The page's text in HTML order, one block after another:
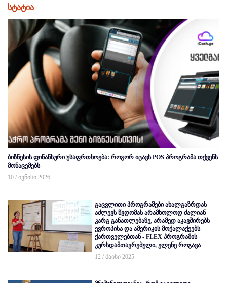
სტატია
ბიზნესის ფინანსური უსაფრთხოება: როგორ იცავს POS პროგრამა თქვენს
მონაცემებს
10 / ივნისი 2026
გაცვლითი პროგრამები ახალგაზრდას
აძლევს წვდომას არამხოლოდ ძალიან
კარგ განათლებაზე, არამედ აკავშირებს
ევროპისა და ამერიკის მოქალაქეებს
ქართველებთან - FLEX პროგრამის
კურსდამთავრებული, ელენე როგავა
12 / მაისი 2025